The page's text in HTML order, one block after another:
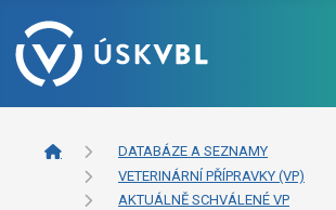
DATABÁZE A SEZNAMY
VETERINÁRNÍ PŘÍPRAVKY (VP)
AKTUÁLNĚ SCHVÁLENÉ VP